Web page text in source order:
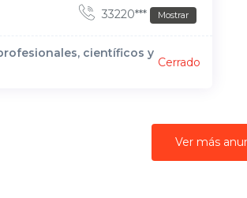
33220*** Mostrar
científicos y
Cerrado
Ver más